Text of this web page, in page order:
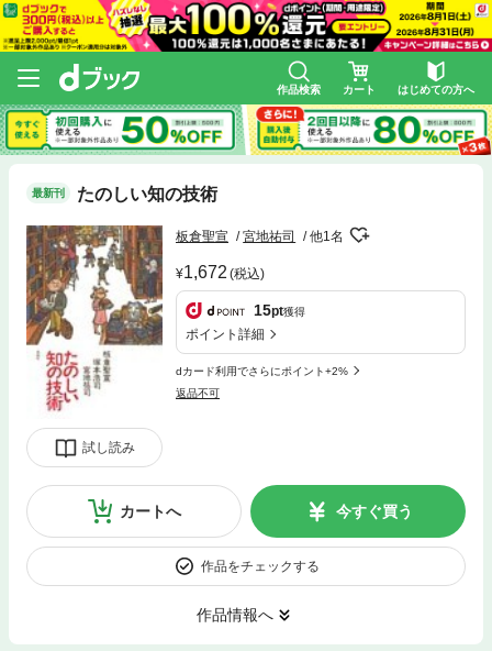
作品検索 カート はじめての方へ
最新刊 たのしい知の技術
試し読み
板倉聖宣 宮地祐司 他1名
1,672 (税込)
15pt獲得
ポイント詳細
dカード利用でさらにポイント+2%
返品不可
カートへ 今すぐ買う
作品をチェックする
作品情報へ